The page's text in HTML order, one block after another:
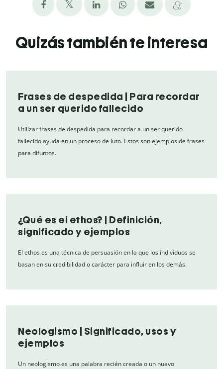
Quizás también te interesa
Frases de despedida | Para recordar
a un ser querido fallecido
Utilizar frases de despedida para recordar a un ser querido
fallecido ayuda en un proceso de luto. Estos son ejemplos de frases
para difuntos.
¿Qué es el ethos? | Definición,
significado y ejemplos
El ethos es una técnica de persuasión en la que los individuos se
basan en su credibilidad o carácter para influir en los demás.
Neologismo | Significado, usos y
ejemplos
Un neologismo es una palabra recién creada o un nuevo